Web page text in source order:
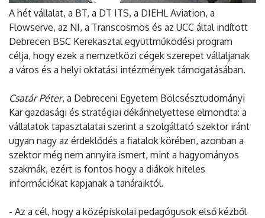
A hét vállalat, a BT, a DT ITS, a DIEHL Aviation, a
Flowserve, az NI, a Transcosmos és az UCC által indított
Debrecen BSC Kerekasztal együttműködési program
célja, hogy ezek a nemzetközi cégek szerepet vállaljanak
a város és a helyi oktatási intézmények támogatásában.
Csatár Péter, a Debreceni Egyetem Bölcsésztudományi
Kar gazdasági és stratégiai dékánhelyettese elmondta: a
vállalatok tapasztalatai szerint a szolgáltató szektor iránt
ugyan nagy az érdeklődés a fiatalok körében, azonban a
szektor még nem annyira ismert, mint a hagyományos
szakmák, ezért is fontos hogy a diákok hiteles
információkat kapjanak a tanáraiktól.
- Az a cél, hogy a középiskolai pedagógusok első kézből